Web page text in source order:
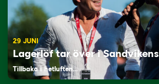
29 JUNI
Lagerlöf tar över i
Tillbaka i hetluften…